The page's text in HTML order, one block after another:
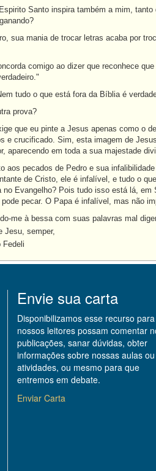
Santo inspira também a mim,
sua mania de trocar letras acaba por
comigo ao dizer que reconhece
tudo o que está fora da Bíblia é
prova?
que eu pinte a Jesus apenas como o
e crucificado. Sim, esta imagem de
aparecendo em toda a sua majestade
aos pecados de Pedro e sua
de Cristo, ele é infalível, e tudo o
no Evangelho? Pois tudo isso está lá,
pode pecar. O Papa é infalível, mas não
me à bessa com suas palavras mal
Jesu, semper,
Fedeli
Envie sua carta
Disponibilizamos esse recurso
nossos leitores possam comentar
publicações, sanar dúvidas, obter
informações sobre nossas aulas ou
atividades, ou mesmo para que
entremos em debate.
Enviar Carta